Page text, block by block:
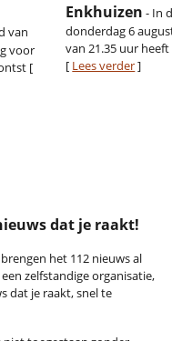
van
voor
[
Enkhuizen - In
donderdag 6
van 21.35 uur
[ Lees verder]
dat je raakt!
het 112 nieuws al
zelfstandige organisatie,
dat je raakt, snel te